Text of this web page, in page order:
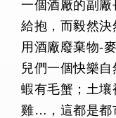
一個酒廠的副
給抱，而毅然決
用酒廠廢棄物-
兒們一個快樂
蝦有毛蟹；土
雞…，這都是都